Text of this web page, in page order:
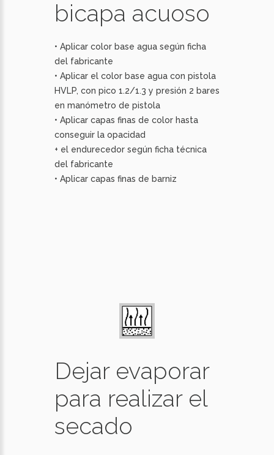
bicapa acuoso
• Aplicar color base agua según ficha
del fabricante
• Aplicar el color base agua con pistola
HVLP, con pico 1.2/1.3 y presión 2 bares
en manómetro de pistola
• Aplicar capas finas de color hasta
conseguir la opacidad
+ el endurecedor según ficha técnica
del fabricante
• Aplicar capas finas de barniz
Dejar evaporar
para realizar el
secado